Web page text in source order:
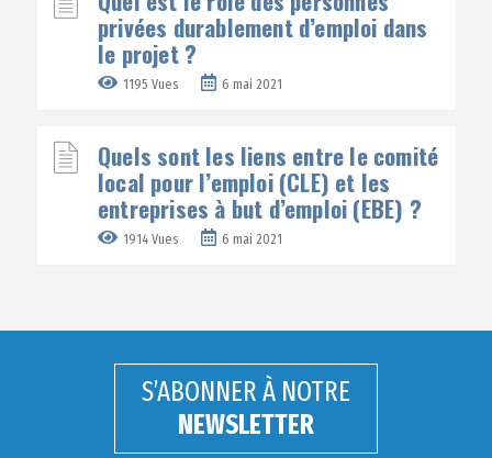
privées durablement d’emploi dans
le projet ?
1195 Vues 6 mai 2021
Quels sont les liens entre le comité
local pour l’emploi (CLE) et les
entreprises à but d’emploi (EBE) ?
1914 Vues 6 mai 2021
S’ABONNER À NOTRE
NEWSLETTER